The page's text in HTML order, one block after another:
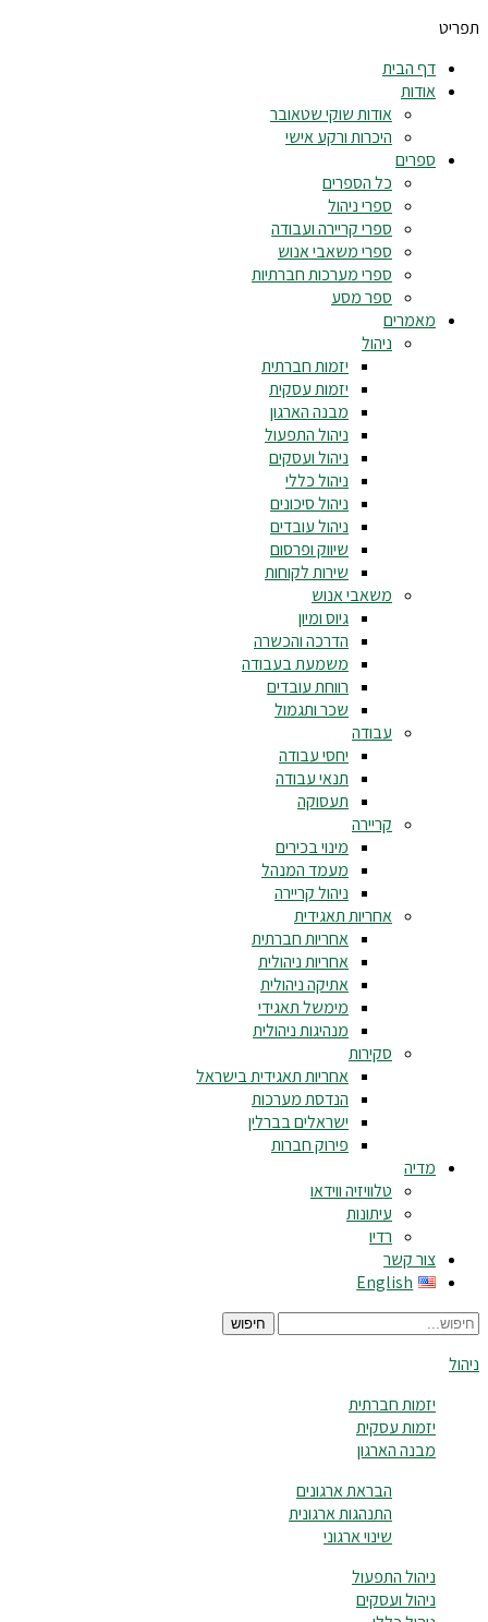
תפריט
דף הבית
אודות
אודות שוקי שטאובר
היכרות ורקע אישי
ספרים
כל הספרים
ספרי ניהול
ספרי קריירה ועבודה
ספרי משאבי אנוש
ספרי מערכות חברתיות
ספר מסע
מאמרים
ניהול
יזמות חברתית
יזמות עסקית
מבנה הארגון
ניהול התפעול
ניהול ועסקים
ניהול כללי
ניהול סיכונים
ניהול עובדים
שיווק ופרסום
שירות לקוחות
משאבי אנוש
גיוס ומיון
הדרכה והכשרה
משמעת בעבודה
רווחת עובדים
שכר ותגמול
עבודה
יחסי עבודה
תנאי עבודה
תעסוקה
קריירה
מינוי בכירים
מעמד המנהל
ניהול קריירה
אחריות תאגידית
אחריות חברתית
אחריות ניהולית
אתיקה ניהולית
מימשל תאגידי
מנהיגות ניהולית
סקירות
אחריות תאגידית בישראל
הנדסת מערכות
ישראלים בברלין
פירוק חברות
מדיה
טלוויזיה ווידאו
עיתונות
רדיו
צור קשר
English
חיפוש
ניהול
יזמות חברתית
יזמות עסקית
מבנה הארגון
הבראת ארגונים
התנהגות ארגונית
שינוי ארגוני
ניהול התפעול
ניהול ועסקים